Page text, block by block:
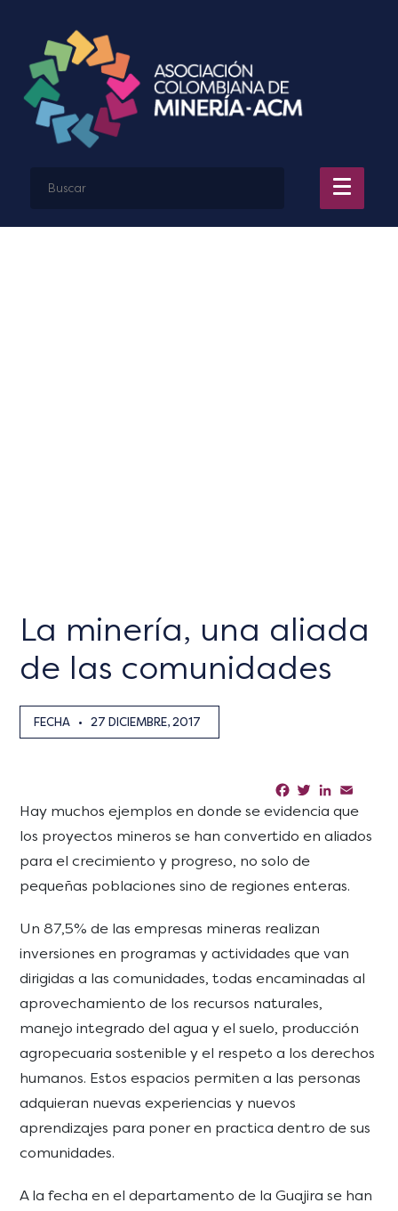
La minería, una aliada
de las comunidades
FECHA • 27 DICIEMBRE, 2017
Facebook
TwitterLinkedIn
Hay muchos ejemplos en donde se evidencia que
los proyectos mineros se han convertido en aliados
para el crecimiento y progreso, no solo de
pequeñas poblaciones sino de regiones enteras.
Un 87,5% de las empresas mineras realizan
inversiones en programas y actividades que van
dirigidas a las comunidades, todas encaminadas al
aprovechamiento de los recursos naturales,
manejo integrado del agua y el suelo, producción
agropecuaria sostenible y el respeto a los derechos
humanos. Estos espacios permiten a las personas
adquieran nuevas experiencias y nuevos
aprendizajes para poner en practica dentro de sus
comunidades.
A la fecha en el departamento de la Guajira se han